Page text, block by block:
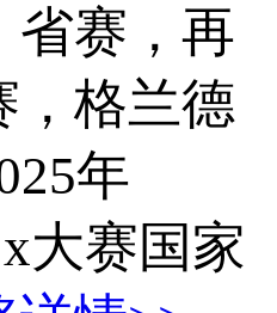
省赛，再
，格兰德
年
大赛国家